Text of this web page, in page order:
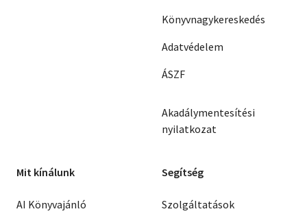
Könyvnagykereskedés
Adatvédelem
ÁSZF
Akadálymentesítési
nyilatkozat
Mit kínálunk
AI Könyvajánló
Segítség
Szolgáltatások